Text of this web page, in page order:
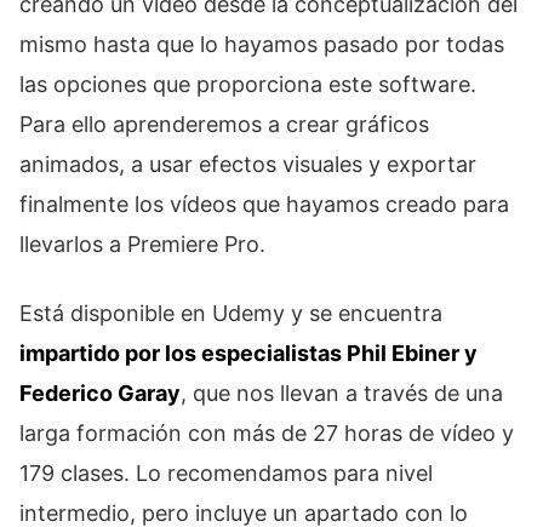
mismo hasta que lo hayamos pasado por todas
las opciones que proporciona este software.
Para ello aprenderemos a crear gráficos
animados, a usar efectos visuales y exportar
finalmente los vídeos que hayamos creado para
llevarlos a Premiere Pro.
Está disponible en Udemy y se encuentra
impartido por los especialistas Phil Ebiner y
Federico Garay, que nos llevan a través de una
larga formación con más de 27 horas de vídeo y
179 clases. Lo recomendamos para nivel
intermedio, pero incluye un apartado con lo